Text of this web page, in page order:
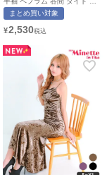
ニドレス (今井アンジェリカ着
用/M~XXLサイズ対応) |
まとめ買い対象
¥2,530